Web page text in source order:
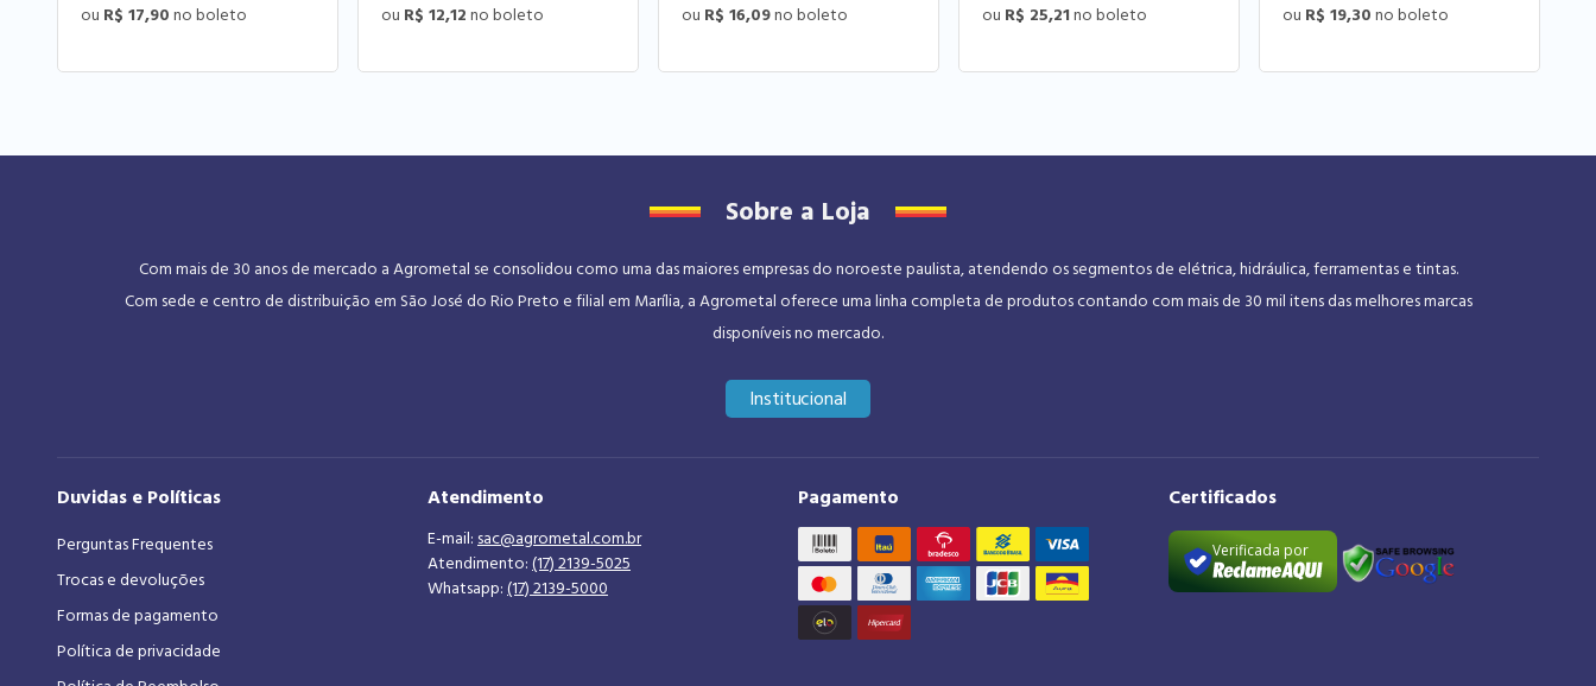
R$ 17,90 R$ 12,12 R$ 16,09 R$ 25,21 R$ 19,30
Sobre a Loja
Com mais de 30 anos de mercado a Agrometal se consolidou como uma das maiores empresas do noroeste paulista, atendendo os segmentos de elétrica, hidráulica, ferramentas e tintas.
Com sede e centro de distribuição em São José do Rio Preto e filial em Marília, a Agrometal oferece uma linha completa de produtos contando com mais de 30 mil itens das melhores marcas
disponíveis no mercado.
Institucional
Duvidas e Políticas
Perguntas Frequentes
Trocas e devoluções
Formas de pagamento
Política de privacidade
Atendimento
E-mail: sac@agrometal.com.br
Atendimento: (17) 2139-5025
Whatsapp: (17) 2139-5000
Pagamento Certificados
Verificada por